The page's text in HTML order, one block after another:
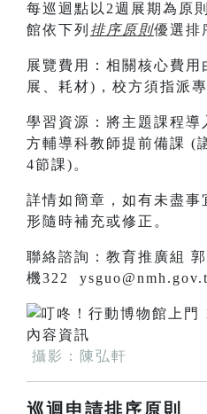
每巡迴點以2週展期為原
館依下列 排序原則優選排
展覽費用：相關核心費
展、耗材)，校方須指派專
學習資源：將主題課程導
方輔導科教師提前備課 (
4節課)。
詳情如簡章，如有未盡事
形隨時補充或修正。
聯絡諮詢：教育推廣組
機322
攝影：陳弘軒
巡迴申請排序原則